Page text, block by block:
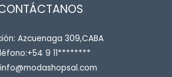
Azcuenaga 309,CABA
9 11********